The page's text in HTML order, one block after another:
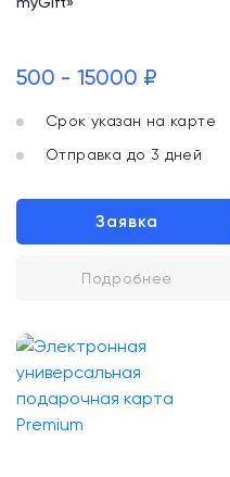
500 - 15000 ₽
Срок указан на карте
Отправка до 3 дней
Заявка
Подробнее